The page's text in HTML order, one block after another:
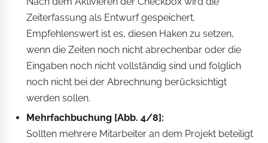
Zeiterfassung als Entwurf gespeichert.
Empfehlenswert ist es, diesen Haken zu setzen,
wenn die Zeiten noch nicht abrechenbar oder die
Eingaben noch nicht vollständig sind und folglich
noch nicht bei der Abrechnung berücksichtigt
werden sollen.
Mehrfachbuchung [Abb. 4/8]:
Sollten mehrere Mitarbeiter an dem Projekt beteiligt